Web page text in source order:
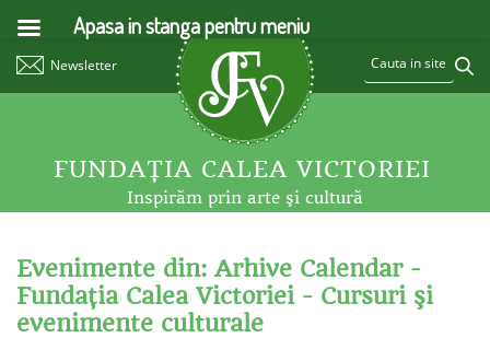
Newsletter
FUNDAŢIA CALEA VICTORIEI
Inspirăm prin arte şi cultură
Evenimente din: Arhive Calendar -
Fundaţia Calea Victoriei - Cursuri şi
evenimente culturale
Apasa in stanga pentru meniu